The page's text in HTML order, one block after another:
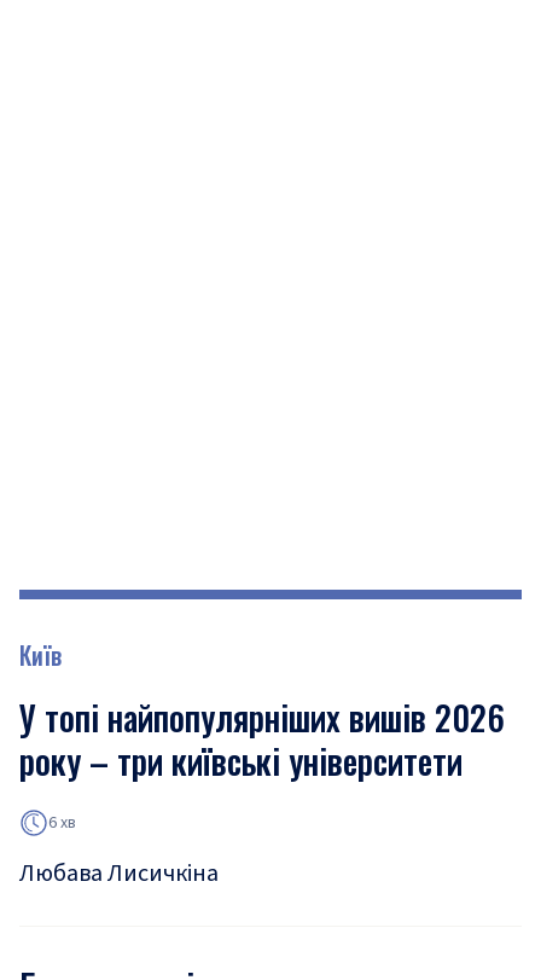
Київ
У топі найпопулярніших вишів 2026
року – три київські університети
6 хв
Любава Лисичкіна